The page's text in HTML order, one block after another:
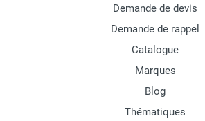
Demande de devis
Demande de rappel
Catalogue
Marques
Blog
Thématiques